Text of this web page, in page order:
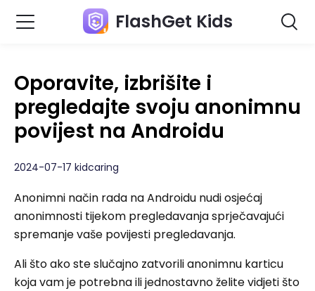
FlashGet Kids
Oporavite, izbrišite i
pregledajte svoju anonimnu
povijest na Androidu
2024-07-17 kidcaring
Anonimni način rada na Androidu nudi osjećaj
anonimnosti tijekom pregledavanja sprječavajući
spremanje vaše povijesti pregledavanja.
Ali što ako ste slučajno zatvorili anonimnu karticu
koja vam je potrebna ili jednostavno želite vidjeti što